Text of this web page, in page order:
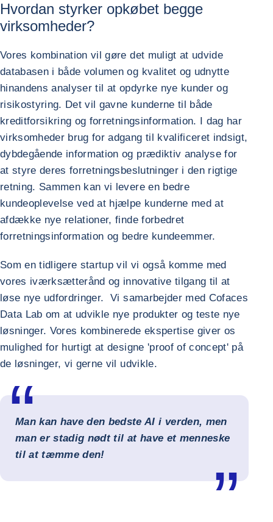
Hvordan styrker opkøbet begge
virksomheder?
Vores kombination vil gøre det muligt at udvide
databasen i både volumen og kvalitet og udnytte
hinandens analyser til at opdyrke nye kunder og
risikostyring. Det vil gavne kunderne til både
kreditforsikring og forretningsinformation. I dag har
virksomheder brug for adgang til kvalificeret indsigt,
dybdegående information og prædiktiv analyse for
at styre deres forretningsbeslutninger i den rigtige
retning. Sammen kan vi levere en bedre
kundeoplevelse ved at hjælpe kunderne med at
afdække nye relationer, finde forbedret
forretningsinformation og bedre kundeemmer.
Som en tidligere startup vil vi også komme med
vores iværksætterånd og innovative tilgang til at
løse nye udfordringer. Vi samarbejder med Cofaces
Data Lab om at udvikle nye produkter og teste nye
løsninger. Vores kombinerede ekspertise giver os
mulighed for hurtigt at designe 'proof of concept' på
de løsninger, vi gerne vil udvikle.
Man kan have den bedste AI i verden, men
man er stadig nødt til at have et menneske
til at tæmme den!